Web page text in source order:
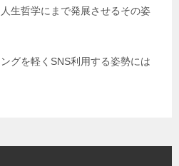
生哲学にまで発展させるその姿
グを軽くSNS利用する姿勢には